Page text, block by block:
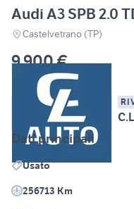
Audi A3 SPB 2.0
Castelvetrano (TP)
9.900 €
Dati principali
Usato
256713 Km